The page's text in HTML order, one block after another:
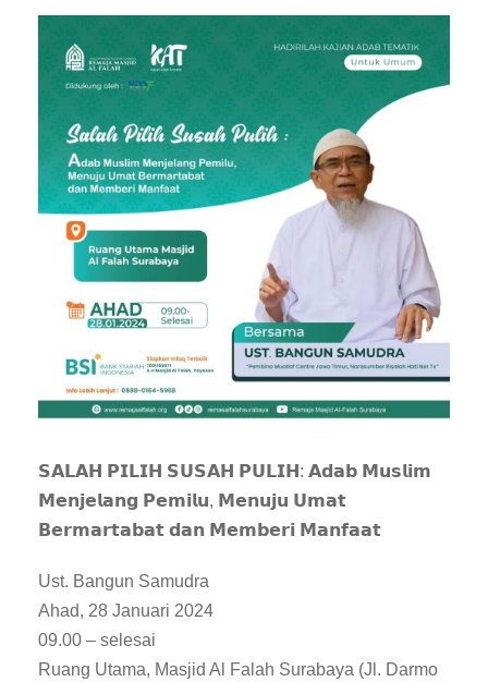
𝗦𝗔𝗟𝗔𝗛 𝗣𝗜𝗟𝗜𝗛 𝗦𝗨𝗦𝗔𝗛 𝗣𝗨𝗟𝗜𝗛: 𝗔𝗱𝗮𝗯 𝗠𝘂𝘀𝗹𝗶𝗺
𝗠𝗲𝗻𝗷𝗲𝗹𝗮𝗻𝗴 𝗣𝗲𝗺𝗶𝗹𝘂, 𝗠𝗲𝗻𝘂𝗷𝘂 𝗨𝗺𝗮𝘁
𝗕𝗲𝗿𝗺𝗮𝗿𝘁𝗮𝗯𝗮𝘁 𝗱𝗮𝗻 𝗠𝗲𝗺𝗯𝗲𝗿𝗶 𝗠𝗮𝗻𝗳𝗮𝗮𝘁
Ust. Bangun Samudra
Ahad, 28 Januari 2024
09.00 – selesai
Ruang Utama, Masjid Al Falah Surabaya (Jl. Darmo